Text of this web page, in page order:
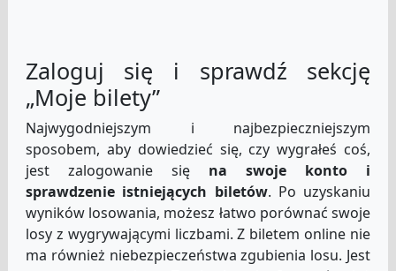
Zaloguj się i sprawdź sekcję
„Moje bilety”
Najwygodniejszym i najbezpieczniejszym
sposobem, aby dowiedzieć się, czy wygrałeś coś,
jest zalogowanie sięna swoje konto i
sprawdzenie istniejących biletów. Po uzyskaniu
wyników losowania, możesz łatwo porównać swoje
losy z wygrywającymi liczbami. Z biletem online nie
ma również niebezpieczeństwa zgubienia losu. Jest